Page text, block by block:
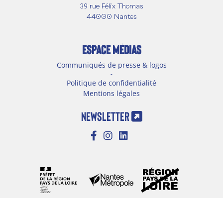
39 rue Félix Thomas
44000 Nantes
ESPACE MÉDIAS
Communiqués de presse & logos
-
Politique de confidentialité
Mentions légales
NEWSLETTER